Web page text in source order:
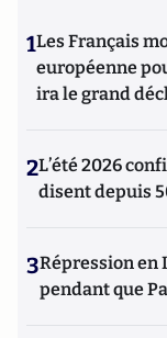
1Les Français
européenne
ira le grand
2L’été 2026
disent depuis
3Répression en
pendant que